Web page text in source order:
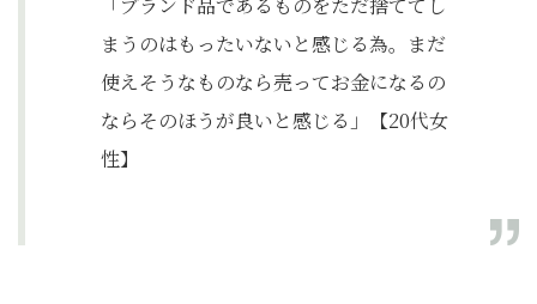
まうのはもったいないと感じる為。まだ
使えそうなものなら売ってお金になるの
ならそのほうが良いと感じる」【20代女
性】